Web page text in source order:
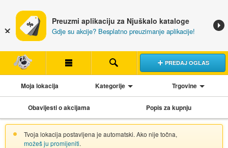
Preuzmi aplikaciju za Njuškalo kataloge
Gdje su akcije? Besplatno preuzimanje aplikacije!
PREDAJ OGLAS
Moja lokacija Kategorije Trgovine
Obavijesti o akcijama Popis za kupnju
Tvoja lokacija postavljena je automatski. Ako nije točna,
možeš ju promijeniti.